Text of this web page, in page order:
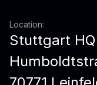
Location:
Stuttgart HQ